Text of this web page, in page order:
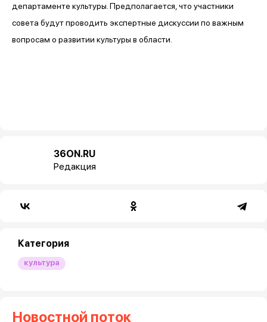
департаменте культуры. Предполагается, что участники
совета будут проводить экспертные дискуссии по важным
вопросам о развитии культуры в области.
36ON.RU
Редакция
Категория
культура
Новостной поток